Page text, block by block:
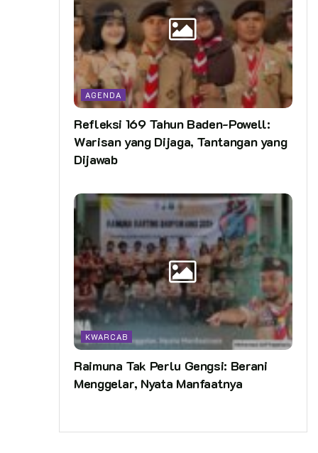
AGENDA
Refleksi 169 Tahun Baden-Powell:
Warisan yang Dijaga, Tantangan yang
Dijawab
KWARCAB
Raimuna Tak Perlu Gengsi: Berani
Menggelar, Nyata Manfaatnya